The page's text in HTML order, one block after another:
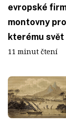
evropské
montovny
kterému
11 minut čtení